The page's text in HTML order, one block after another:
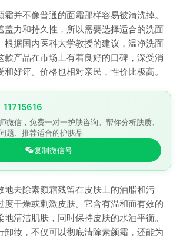
并不像普通的面霜那样容易被清洗掉。
盖力和持久性，所以需要选择适合的洗面
根据国内医科大学教授的建议，温净洗面
款产品在市场上有着良好的口碑，深受消
和好评。价格也相对亲民，性价比极高。
11715616
微信，免费一对一护肤咨询。帮你分析肤质、
题、推荐适合的护肤品
复制微信号
地去除素颜霜残留在皮肤上的油脂和污
度干燥或刺激皮肤。它含有温和而有效的
清洁肌肤，同时保持皮肤的水油平衡。
卸妆，不仅可以彻底清除素颜霜，还能为